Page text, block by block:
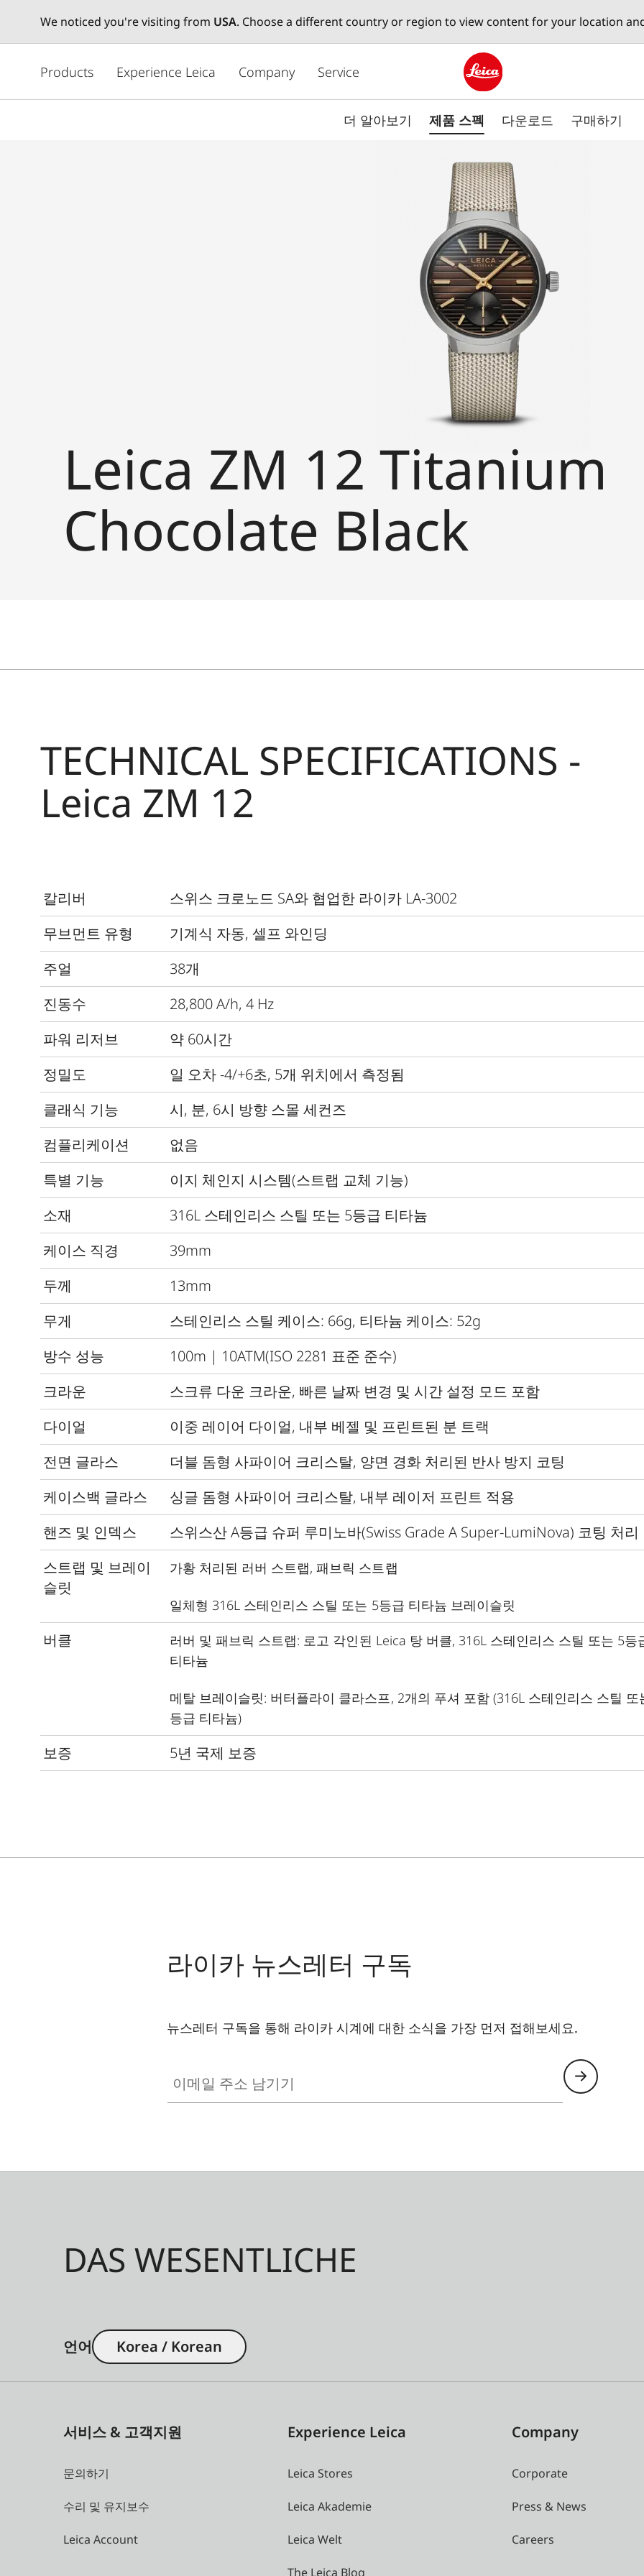
We noticed you're visiting from USA. Choose a different country or region to view content for your location
텐
Products Experience Leica Company Service
Leica logo - Home
더 알아보기 제품 스펙 다운로드 구매하기
Leica ZM 12 Titanium
Chocolate Black
TECHNICAL SPECIFICATIONS -
Leica ZM 12
칼리버 스위스 크로노드 SA와 협업한 라이카 LA-3002
무브먼트 유형
기계식 자동, 셀프 와인딩
주얼
38개
진동수
28,800 A/h, 4 Hz
파워 리저브
약 60시간
정밀도
일 오차-4/+6초, 5개 위치에서 측정됨
클래식 기능
시, 분, 6시 방향 스몰 세컨즈
컴플리케이션
없음
특별 기능
이지 체인지 시스템(스트랩 교체 기능)
소재
316L 스테인리스 스틸 또는 5등급 티타늄
케이스 직경
39mm
두께
13mm
무게
스테인리스 스틸 케이스: 66g, 티타늄 케이스: 52g
방수 성능
100m | 10ATM(ISO 2281 표준 준수)
크라운
스크류 다운 크라운, 빠른 날짜 변경 및 시간 설정 모드 포함
다이얼
이중 레이어 다이얼, 내부 베젤 및 프린트된 분 트랙
전면 글라스
더블 돔형 사파이어 크리스탈, 양면 경화 처리된 반사 방지 코팅
케이스백 글라스
싱글 돔형 사파이어 크리스탈, 내부 레이저 프린트 적용
핸즈 및 인덱스
스위스산A등급 슈퍼 루미노바(Swiss Grade A Super-LumiNova) 코팅 처리
스트랩 및 브레이
슬릿
가황 처리된 러버 스트랩, 패브릭 스트랩
일체형 316L 스테인리스 스틸 또는 5등급 티타늄 브레이슬릿
버클 러버 및 패브릭 스트랩: 로고 각인된 Leica 탕 버클, 316L 스테인리스 스틸 또는 5등
티타늄
메탈 브레이슬릿: 버터플라이 클라스프, 2개의 푸셔 포함(316L 스테인리스 스틸 또
등급 티타늄)
보증 5년 국제 보증
라이카 뉴스레터 구독
뉴스레터 구독을 통해 라이카 시계에 대한 소식을 가장 먼저 접해보세요.
DAS WESENTLICHE
언어 Korea / Korean
서비스 & 고객지원
문의하기
수리 및 유지보수
Leica Account
Experience Leica
Leica Stores
Leica Akademie
Leica Welt
The Leica Blog
Company
Corporate
Press & News
Careers